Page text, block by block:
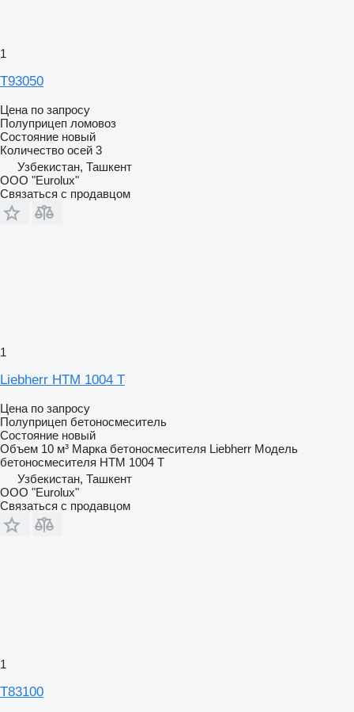
1
T93050
Цена по запросу
Полуприцеп ломовоз
Состояние новый
Количество осей 3
Узбекистан, Ташкент
ООО "Eurolux"
Связаться с продавцом
1
Liebherr HTM 1004 T
Цена по запросу
Полуприцеп бетоносмеситель
Состояние новый
Объем 10 м³ Марка бетоносмесителя Liebherr Модель
бетоносмесителя HTM 1004 T
Узбекистан, Ташкент
ООО "Eurolux"
Связаться с продавцом
1
T83100